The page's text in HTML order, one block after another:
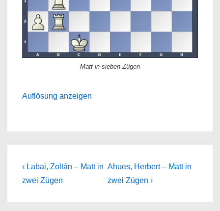
Matt in sieben Zügen
Auflösung anzeigen
Beitragsnavigation
Previous
Post
‹ Labai, Zoltán – Matt in
zwei Zügen
Next
Post
Ahues, Herbert – Matt in
zwei Zügen ›